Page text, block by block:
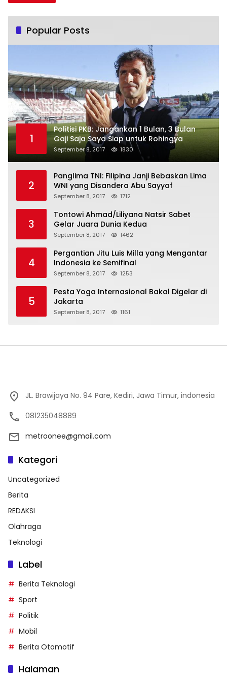
Popular Posts
1
Politisi PKB: Jangankan 1 Bulan, 3 Bulan
Gaji Saja Saya Siap untuk Rohingya
September 8, 2017 1830
2
Panglima TNI: Filipina Janji Bebaskan Lima
WNI yang Disandera Abu Sayyaf
September 8, 2017 1712
3
Tontowi Ahmad/Liliyana Natsir Sabet
Gelar Juara Dunia Kedua
September 8, 2017 1462
4
Pergantian Jitu Luis Milla yang Mengantar
Indonesia ke Semifinal
September 8, 2017 1253
5
Pesta Yoga Internasional Bakal Digelar di
Jakarta
September 8, 2017 1161
JL. Brawijaya No. 94 Pare, Kediri, Jawa Timur, indonesia
081235048889
metroonee@gmail.com
Kategori
Uncategorized
Berita
REDAKSI
Olahraga
Teknologi
Label
Berita Teknologi
Sport
Politik
Mobil
Berita Otomotif
Halaman